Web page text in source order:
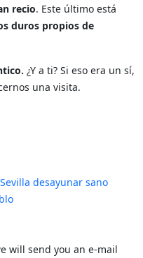
recio. Este último está
duros propios de
¿Y a ti? Si eso era un sí,
una visita.
desayunar sano
will send you an e-mail